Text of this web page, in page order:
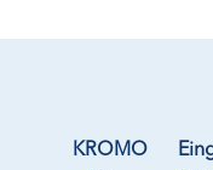
KROMO